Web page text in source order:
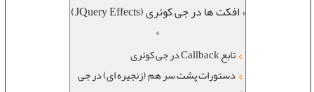
« افکت ها در جی کوئری (JQuery Effects)
»
تابع Callback در جی کوئری
دستورات پشت سر هم (زنجیره ای) در جی